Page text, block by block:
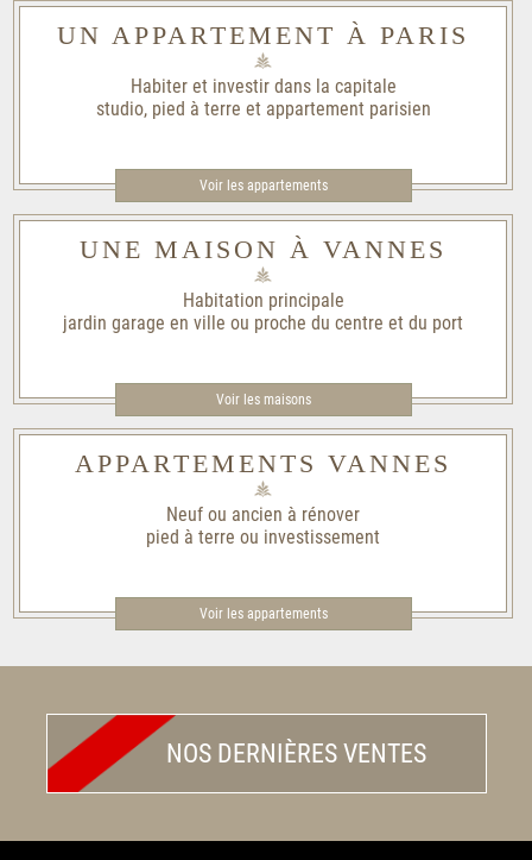
UN APPARTEMENT À PARIS
Habiter et investir dans la capitale
studio, pied à terre et appartement parisien
Voir les appartements
UNE MAISON À VANNES
Habitation principale
jardin garage en ville ou proche du centre et du port
Voir les maisons
APPARTEMENTS VANNES
Neuf ou ancien à rénover
pied à terre ou investissement
Voir les appartements
NOS DERNIÈRES VENTES